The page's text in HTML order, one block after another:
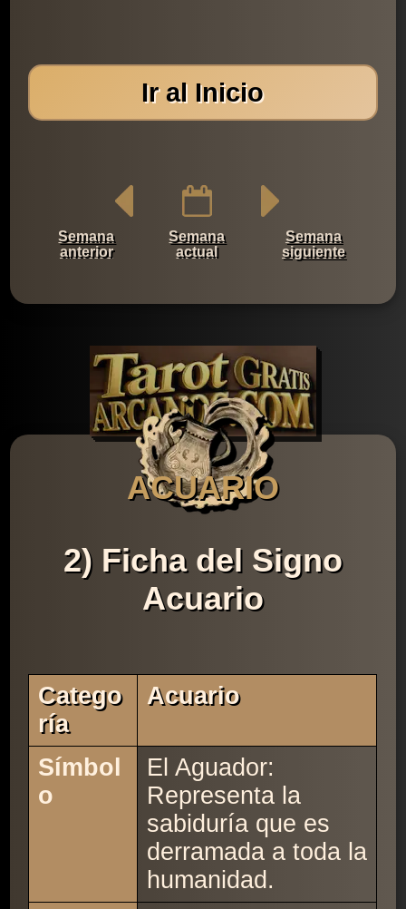
Ir al Inicio
Semana
anterior
Semana
actual
Semana
siguiente
ACUARIO
2) Ficha del Signo
Acuario
Catego
Ría
Acuario
Símbol
o
El Aguador:
Representa la
sabiduría que es
derramada a toda la
humanidad.